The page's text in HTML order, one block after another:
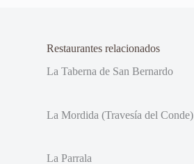
Restaurantes relacionados
La Taberna de San Bernardo
La Mordida (Travesía del Conde)
La Parrala